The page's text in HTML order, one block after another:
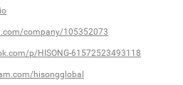
company/105352073
p/HISONG-61572523493118
hisongglobal